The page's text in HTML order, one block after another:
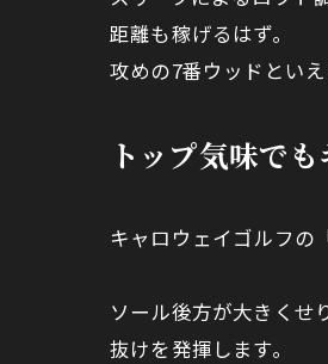
距離も稼げるはず。
攻めの7番ウッドといえ
トップ気味で
キャロウェイゴルフの
ソール後方が大きくせ
抜けを発揮します。